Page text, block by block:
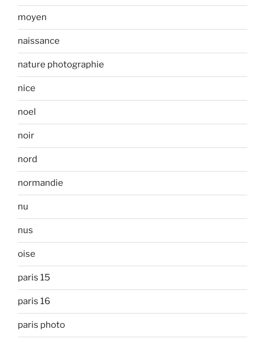
moyen
naissance
nature photographie
nice
noel
noir
nord
normandie
nu
nus
oise
paris 15
paris 16
paris photo